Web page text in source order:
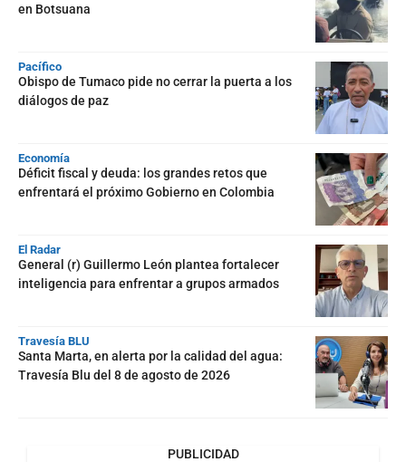
en Botsuana
Pacífico
Obispo de Tumaco pide no cerrar la puerta a los
diálogos de paz
Economía
Déficit fiscal y deuda: los grandes retos que
enfrentará el próximo Gobierno en Colombia
El Radar
General (r) Guillermo León plantea fortalecer
inteligencia para enfrentar a grupos armados
Travesía BLU
Santa Marta, en alerta por la calidad del agua:
Travesía Blu del 8 de agosto de 2026
PUBLICIDAD